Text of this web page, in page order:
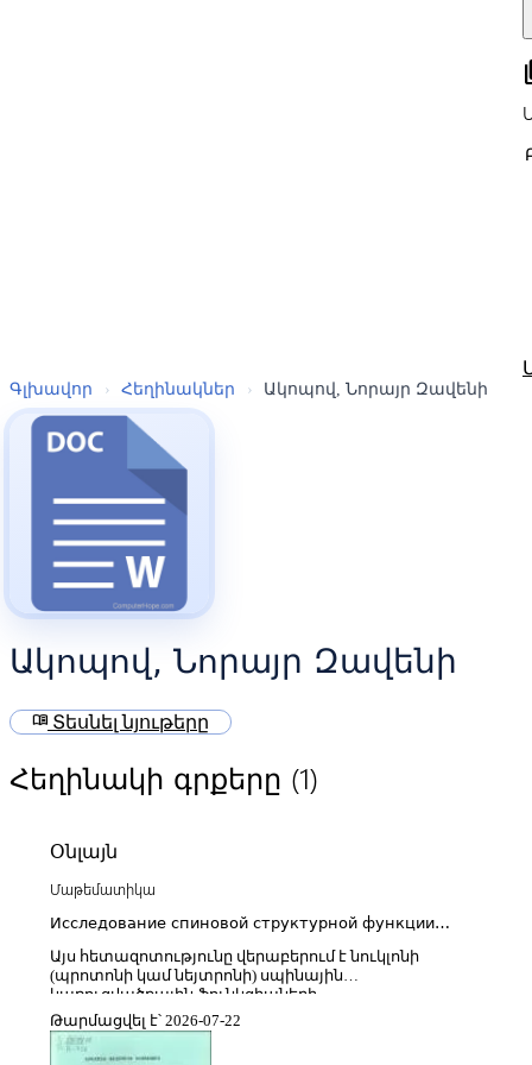
Գլխավոր › Հեղինակներ › Ակոպով, Նորայր Զավենի
Ակոպով, Նորայր Զավենի
menu_book Տեսնել նյութերը
Հեղինակի գրքերը (1)
Օնլայն
Մաթեմատիկա
Исследование спиновой структурной функции
Дрелла-Херна на основе данных эксперимента
HERMES
Այս հետազոտությունը վերաբերում է նուկլոնի
(պրոտոնի կամ նեյտրոնի) սպինային
կառուցվածքային ֆունկցիաների
ուսումնասիրությանը և Գերասիմով–Դրելլ–Հերնի
ընդհանրացված գումարման կանոնի
փորձարարական ստուգմանը՝ հիմնվելով HERMES
Թարմացվել է՝ 2026-07-22